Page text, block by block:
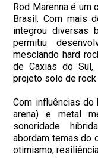
Rod Marenna é um
Brasil. Com mais
integrou diversas
permitiu
mesclando hard
de Caxias do Sul,
projeto solo de
Com influências do
arena) e metal
sonoridade
abordam temas do
otimismo,